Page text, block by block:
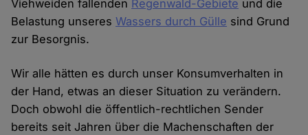
Viehweiden fallenden Regenwald-Gebiete und die
Belastung unseresWassers durch Gülle sind Grund
zur Besorgnis.
Wir alle hätten es durch unser Konsumverhalten in
der Hand, etwas an dieser Situation zu verändern.
Doch obwohl die öffentlich-rechtlichen Sender
bereits seit Jahren über die Machenschaften der